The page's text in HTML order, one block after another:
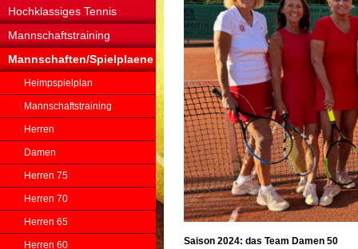
Hochklassiges Tennis
Mannschaftstraining
Mannschaften/Spielplaene
Heimpspielplan
Mannschaftstraining
Herren
Damen
Herren 75
Herren 70
Herren 65
Herren 60 Saison 2024: das Team Damen 50